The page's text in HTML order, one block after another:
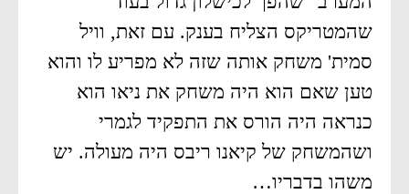
שהמטריקס הצליח בענק. עם זאת, וויל
סמית' משחק אותה שזה לא מפריע לו והוא
טען שאם הוא היה משחק את ניאו הוא
כנראה היה הורס את התפקיד לגמרי
ושהמשחק של קיאנו ריבס היה מעולה. יש
משהו בדבריו…